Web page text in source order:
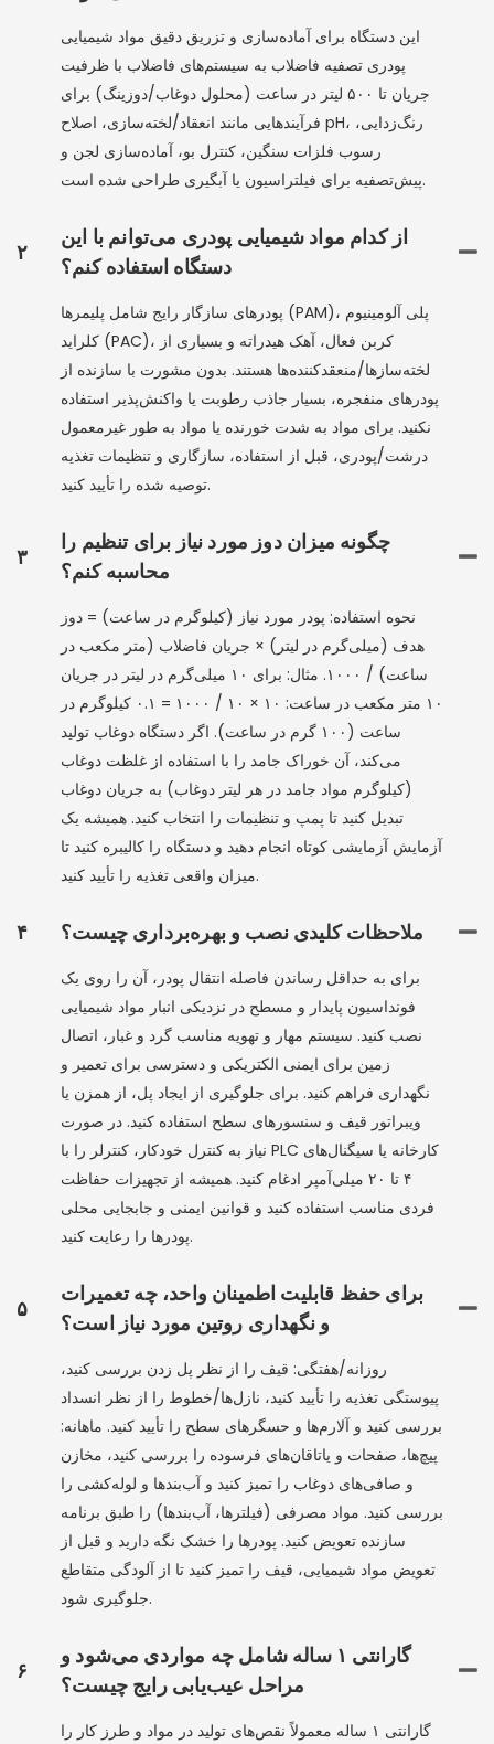
این دستگاه برای آماده‌سازی و تزریق دقیق مواد شیمیایی
پودری تصفیه فاضلاب به سیستم‌های فاضلاب با ظرفیت
جریان تا ۵۰۰ لیتر در ساعت (محلول دوغاب/دوزینگ) برای
فرآیندهایی مانند انعقاد/لخته‌سازی، اصلاح pH، رنگ‌زدایی،
رسوب فلزات سنگین، کنترل بو، آماده‌سازی لجن و
پیش‌تصفیه برای فیلتراسیون یا آبگیری طراحی شده است.
۲
از کدام مواد شیمیایی پودری می‌توانم با این
دستگاه استفاده کنم؟
پودرهای سازگار رایج شامل پلیمرها (PAM)، پلی آلومینیوم
کلراید (PAC)، کربن فعال، آهک هیدراته و بسیاری از
لخته‌سازها/منعقدکننده‌ها هستند. بدون مشورت با سازنده از
پودرهای منفجره، بسیار جاذب رطوبت یا واکنش‌پذیر استفاده
نکنید. برای مواد به شدت خورنده یا مواد به طور غیرمعمول
درشت/پودری، قبل از استفاده، سازگاری و تنظیمات تغذیه
توصیه شده را تأیید کنید.
۳
چگونه میزان دوز مورد نیاز برای تنظیم را
محاسبه کنم؟
نحوه استفاده: پودر مورد نیاز (کیلوگرم در ساعت) = دوز
هدف (میلی‌گرم در لیتر) × جریان فاضلاب (متر مکعب در
ساعت) / ۱۰۰۰. مثال: برای ۱۰ میلی‌گرم در لیتر در جریان
۱۰ متر مکعب در ساعت: ۱۰ × ۱۰ / ۱۰۰۰ = ۰.۱ کیلوگرم در
ساعت (۱۰۰ گرم در ساعت). اگر دستگاه دوغاب تولید
می‌کند، آن خوراک جامد را با استفاده از غلظت دوغاب
(کیلوگرم مواد جامد در هر لیتر دوغاب) به جریان دوغاب
تبدیل کنید تا پمپ و تنظیمات را انتخاب کنید. همیشه یک
آزمایش آزمایشی کوتاه انجام دهید و دستگاه را کالیبره کنید تا
میزان واقعی تغذیه را تأیید کنید.
۴ ملاحظات کلیدی نصب و بهره‌برداری چیست؟
برای به حداقل رساندن فاصله انتقال پودر، آن را روی یک
فونداسیون پایدار و مسطح در نزدیکی انبار مواد شیمیایی
نصب کنید. سیستم مهار و تهویه مناسب گرد و غبار، اتصال
زمین برای ایمنی الکتریکی و دسترسی برای تعمیر و
نگهداری فراهم کنید. برای جلوگیری از ایجاد پل، از همزن یا
ویبراتور قیف و سنسورهای سطح استفاده کنید. در صورت
نیاز به کنترل خودکار، کنترلر را با PLC کارخانه یا سیگنال‌های
۴ تا ۲۰ میلی‌آمپر ادغام کنید. همیشه از تجهیزات حفاظت
فردی مناسب استفاده کنید و قوانین ایمنی و جابجایی محلی
پودرها را رعایت کنید.
۵
برای حفظ قابلیت اطمینان واحد، چه تعمیرات
و نگهداری روتین مورد نیاز است؟
روزانه/هفتگی: قیف را از نظر پل زدن بررسی کنید،
پیوستگی تغذیه را تأیید کنید، نازل‌ها/خطوط را از نظر انسداد
بررسی کنید و آلارم‌ها و حسگرهای سطح را تأیید کنید. ماهانه:
پیچ‌ها، صفحات و یاتاقان‌های فرسوده را بررسی کنید، مخازن
و صافی‌های دوغاب را تمیز کنید و آب‌بندها و لوله‌کشی را
بررسی کنید. مواد مصرفی (فیلترها، آب‌بندها) را طبق برنامه
سازنده تعویض کنید. پودرها را خشک نگه دارید و قبل از
تعویض مواد شیمیایی، قیف را تمیز کنید تا از آلودگی متقاطع
جلوگیری شود.
۶
گارانتی ۱ ساله شامل چه مواردی می‌شود و
مراحل عیب‌یابی رایج چیست؟
گارانتی ۱ ساله معمولاً نقص‌های تولید در مواد و طرز کار را